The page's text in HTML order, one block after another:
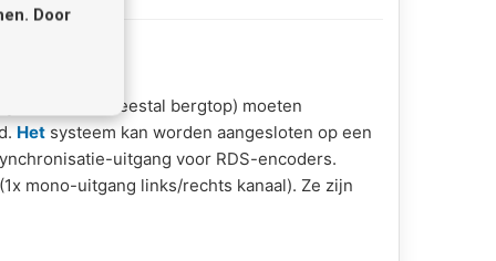
Door
zender (meestal bergtop) moeten
Het systeem kan worden aangesloten op een
uitgang voor RDS-encoders.
mono-uitgang links/rechts kanaal). Ze zijn